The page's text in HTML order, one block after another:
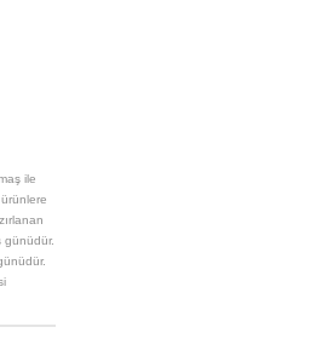
ile
günüdür.